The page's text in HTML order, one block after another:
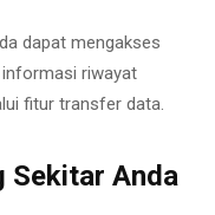
dapat mengakses
riwayat
fitur transfer data.
Sekitar Anda